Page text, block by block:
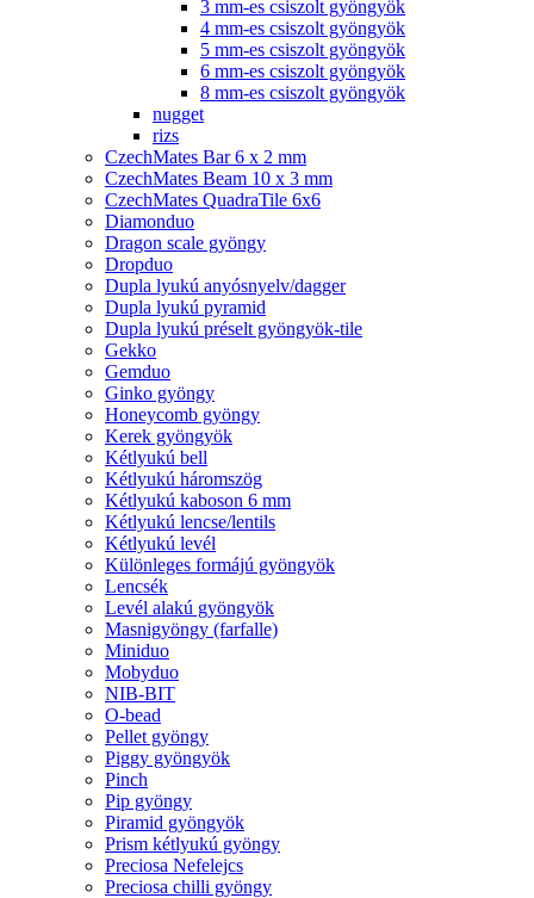
3 mm-es csiszolt gyöngyök
4 mm-es csiszolt gyöngyök
5 mm-es csiszolt gyöngyök
6 mm-es csiszolt gyöngyök
8 mm-es csiszolt gyöngyök
nugget
rizs
CzechMates Bar 6 x 2 mm
CzechMates Beam 10 x 3 mm
CzechMates QuadraTile 6x6
Diamonduo
Dragon scale gyöngy
Dropduo
Dupla lyukú anyósnyelv/dagger
Dupla lyukú pyramid
Dupla lyukú préselt gyöngyök-tile
Gekko
Gemduo
Ginko gyöngy
Honeycomb gyöngy
Kerek gyöngyök
Kétlyukú bell
Kétlyukú háromszög
Kétlyukú kaboson 6 mm
Kétlyukú lencse/lentils
Kétlyukú levél
Különleges formájú gyöngyök
Lencsék
Levél alakú gyöngyök
Masnigyöngy (farfalle)
Miniduo
Mobyduo
NIB-BIT
O-bead
Pellet gyöngy
Piggy gyöngyök
Pinch
Pip gyöngy
Piramid gyöngyök
Prism kétlyukú gyöngy
Preciosa Nefelejcs
Preciosa chilli gyöngy